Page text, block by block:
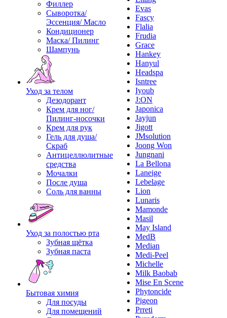
Филлер
Сыворотка/
Эссенция/ Масло
Кондиционер
Маска/ Пилинг
Шампунь
Уход за телом
Дезодорант
Крем для ног/
Пилинг-носочки
Крем для рук
Гель для душа/
Скраб
Антицеллюлитные
средства
Мочалки
После душа
Соль для ванны
Уход за полостью рта
Зубная щётка
Зубная паста
Бытовая химия
Для посуды
Для помещений
Evas
Fascy
Flalia
Frudia
Grace
Hankey
Hanyul
Headspa
Isntree
Iyoub
J:ON
Japonica
Jayjun
Jigott
JMsolution
Joong Won
Jungnani
La Bellona
Laneige
Lebelage
Lion
Lunaris
Mamonde
Masil
May Island
MedB
Median
Medi-Peel
Michelle
Milk Baobab
Mise En Scene
Phytoncide
Pigeon
Prreti